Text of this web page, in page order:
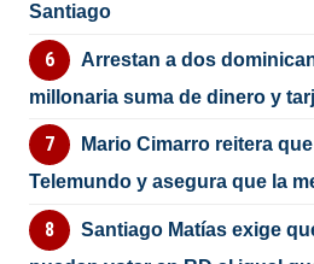
Santiago
Arrestan a dos
millonaria suma de dinero y
Mario Cimarro reitera
Telemundo y asegura que la
Santiago Matías exige